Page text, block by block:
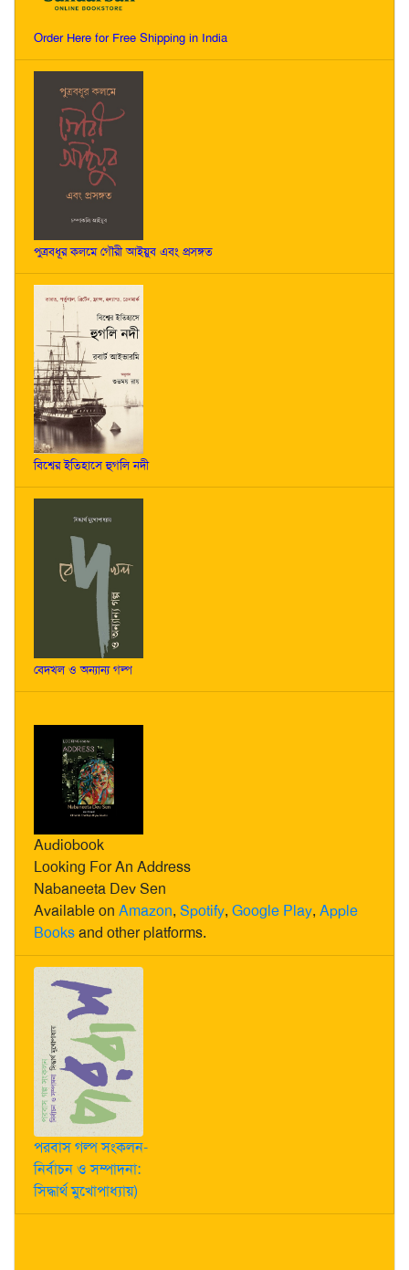
Order Here for Free Shipping in India
পুত্রবধূর কলমে গৌরী আইয়ুব এবং প্রসঙ্গত
বিশ্বের ইতিহাসে হুগলি নদী
বেদখল ও অন্যান্য গল্প
Audiobook
Looking For An Address
Nabaneeta Dev Sen
Available on Amazon, Spotify, Google Play, Apple
Booksand other platforms.
পরবাস গল্প সংকলন-
নির্বাচন ও সম্পাদনা:
সিদ্ধার্থ মুখোপাধ্যায়)